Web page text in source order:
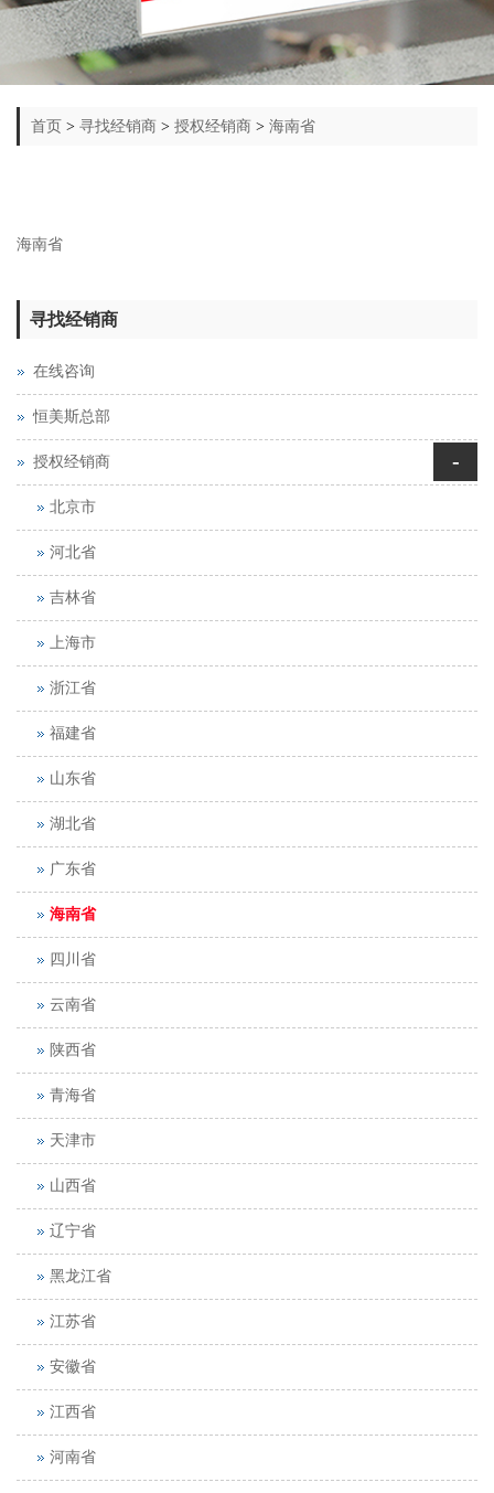
首页 > 寻找经销商 > 授权经销商 > 海南省
海南省
寻找经销商
在线咨询
恒美斯总部
授权经销商 -
北京市
河北省
吉林省
上海市
浙江省
福建省
山东省
湖北省
广东省
海南省
四川省
云南省
陕西省
青海省
天津市
山西省
辽宁省
黑龙江省
江苏省
安徽省
江西省
河南省